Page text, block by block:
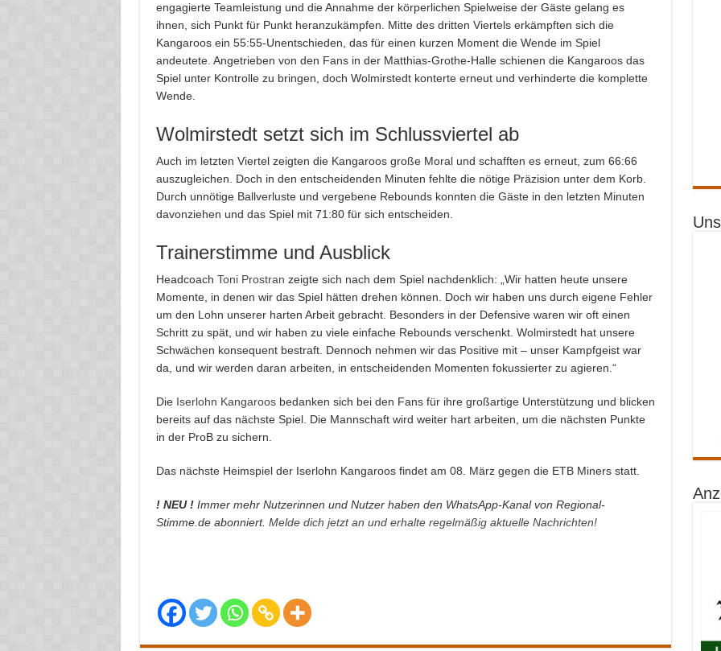
engagierte Teamleistung und die Annahme der körperlichen Spielweise der Gäste gelang es
ihnen, sich Punkt für Punkt heranzukämpfen. Mitte des dritten Viertels erkämpften sich die
Kangaroos ein 55:55-Unentschieden, das für einen kurzen Moment die Wende im Spiel
andeutete. Angetrieben von den Fans in der Matthias-Grothe-Halle schienen die Kangaroos das
Spiel unter Kontrolle zu bringen, doch Wolmirstedt konterte erneut und verhinderte die komplette
Wende.
Wolmirstedt setzt sich im Schlussviertel ab
Auch im letzten Viertel zeigten die Kangaroos große Moral und schafften es erneut, zum 66:66
auszugleichen. Doch in den entscheidenden Minuten fehlte die nötige Präzision unter dem Korb.
Durch unnötige Ballverluste und vergebene Rebounds konnten die Gäste in den letzten Minuten
davonziehen und das Spiel mit 71:80 für sich entscheiden.
Trainerstimme und Ausblick
Headcoach Toni Prostran zeigte sich nach dem Spiel nachdenklich: „Wir hatten heute unsere
Momente, in denen wir das Spiel hätten drehen können. Doch wir haben uns durch eigene Fehler
um den Lohn unserer harten Arbeit gebracht. Besonders in der Defensive waren wir oft einen
Schritt zu spät, und wir haben zu viele einfache Rebounds verschenkt. Wolmirstedt hat unsere
Schwächen konsequent bestraft. Dennoch nehmen wir das Positive mit – unser Kampfgeist war
da, und wir werden daran arbeiten, in entscheidenden Momenten fokussierter zu agieren.“
Die Iserlohn Kangaroosbedanken sich bei den Fans für ihre großartige Unterstützung und blicken
bereits auf das nächste Spiel. Die Mannschaft wird weiter hart arbeiten, um die nächsten Punkte
in der ProB zu sichern.
Das nächste Heimspiel der Iserlohn Kangaroos findet am 08. März gegen die ETB Miners statt.
! NEU !Immer mehr Nutzerinnen und Nutzer haben den WhatsApp-Kanal von Regional-
Stimme.de abonniert. Melde dich jetzt an und erhalte regelmäßig aktuelle Nachrichten!